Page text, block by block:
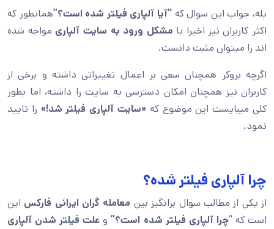
بله، جواب این سوال که “آیا آلپاری فیلتر شده است؟”همانطور که
اکثر کاربران نیز اخیرا با مشکل ورود به سایت آلپاری مواجه شده
اند را میتوان مثبت دانست.
اگرچه بروکر همچنان سعی بر اعمال تغییراتی داشته و برخی از
کاربران نیز همچنان امکان دسترسی به سایت را داشته، اما بطور
کلی میبایست این موضوع که «سایت آلپاری فیلتر شد!» را تایید
نمود.
چرا آلپاری فیلتر شده؟
از یکی از مطالب سوال برانگیز بین معامله گران ایرانی فارکس این
است که “چرا آلپاری فیلتر شده است؟” و علت فیلتر شدن آلپاری